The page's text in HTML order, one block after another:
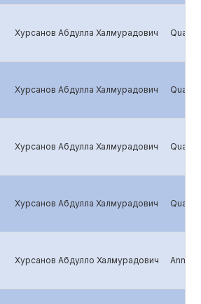
Хурсанов Абдулла Халмурадович
Хурсанов Абдулла Халмурадович
Хурсанов Абдулла Халмурадович
Хурсанов Абдулла Халмурадович
Хурсанов Абдулло Халмурадович